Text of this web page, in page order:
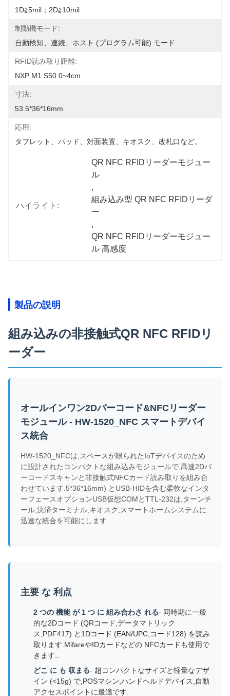
1D≧5mil；2D≧10mil
制動機モード:
自動検知、連続、ホスト (プログラム可能) モード
RFID読み取り距離:
NXP M1 S50 0~4cm
寸法:
53.5*36*16mm
応用:
タブレット、パッド、対面装置、キオスク、改札口など。
ハイライト:
QR NFC RFIDリーダーモジュー
ル
,
組み込み型 QR NFC RFIDリーダ
ー
,
QR NFC RFIDリーダーモジュー
ル 高感度
製品の説明
組み込みの非接触式QR NFC RFIDリ
ーダー
オールインワン2Dバーコード&NFCリーダー
モジュール - HW-1520_NFC スマートデバイ
ス統合
HW-1520_NFCは,スペースが限られたIoTデバイスのため
に設計されたコンパクトな組み込みモジュールで,高速2Dバ
ーコードスキャンと非接触式NFCカード読み取りを組み合
わせています.5*36*16mm) とUSB-HIDを含む柔軟なインタ
ーフェースオプションUSB仮想COMとTTL-232は,ターンチ
ール,決済ターミナル,キオスク,スマートホームシステムに
迅速な統合を可能にします.
主要 な 利点
2 つの 機能 が 1 つ に 組み合わさ れる- 同時期に一般
的な2Dコード (QRコード,データマトリック
ス,PDF417) と1Dコード (EAN/UPC,コード128) を読み
取ります.MifareやIDカードなどの NFCカードも使用で
きます..
どこ に も 収まる- 超コンパクトなサイズと軽量なデザ
イン (<15g) で,POSマシン,ハンドヘルドデバイス,自動
アクセスポイントに最適です.